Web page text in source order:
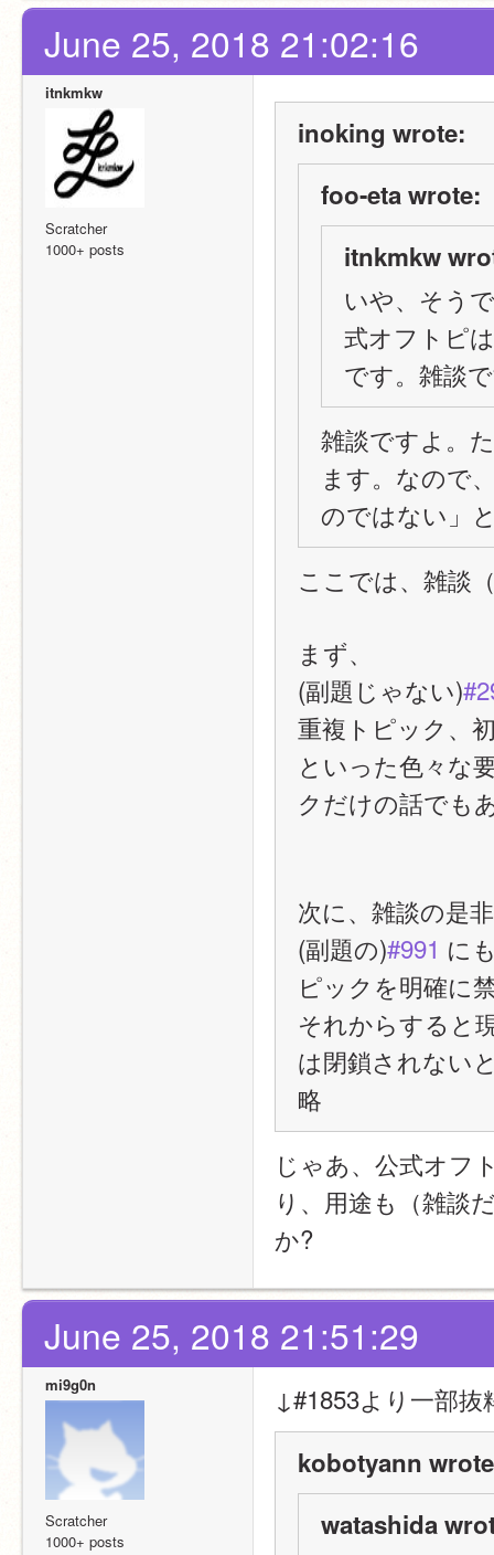
June 25, 2018 21:02:16
itnkmkw
Scratcher
1000+ posts
inoking wrote:
foo-eta wrote:
itnkmkw
いや、そう
式オフトピ
です。雑談
雑談ですよ。
ます。なので
のではない」
ここでは、雑談
まず、
(副題じゃない)
重複トピック、
といった色々な
クだけの話でも
次に、雑談の是
(副題の)#991 に
ピックを明確に
それからすると
は閉鎖されない
略
じゃあ、公式オフ
り、用途も（雑談
か?
June 25, 2018 21:51:29
mi9g0n
Scratcher
1000+ posts
↓#1853より一部抜
kobotyann
watashida